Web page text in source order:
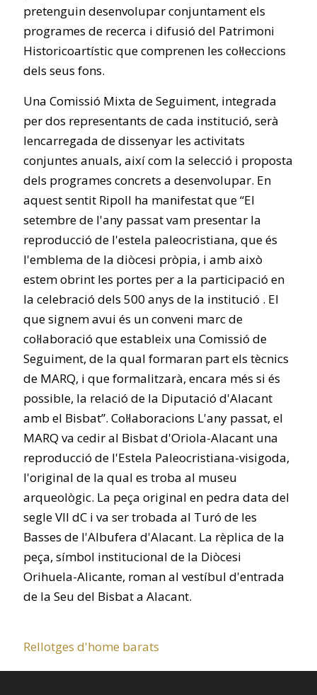
pretenguin desenvolupar conjuntament els
programes de recerca i difusió del Patrimoni
Historicoartístic que comprenen les col·leccions
dels seus fons.
Una Comissió Mixta de Seguiment, integrada
per dos representants de cada institució, serà
lencarregada de dissenyar les activitats
conjuntes anuals, així com la selecció i proposta
dels programes concrets a desenvolupar. En
aquest sentit Ripoll ha manifestat que “El
setembre de l'any passat vam presentar la
reproducció de l'estela paleocristiana, que és
l'emblema de la diòcesi pròpia, i amb això
estem obrint les portes per a la participació en
la celebració dels 500 anys de la institució . El
que signem avui és un conveni marc de
col·laboració que estableix una Comissió de
Seguiment, de la qual formaran part els tècnics
de MARQ, i que formalitzarà, encara més si és
possible, la relació de la Diputació d'Alacant
amb el Bisbat”. Col·laboracions L'any passat, el
MARQ va cedir al Bisbat d'Oriola-Alacant una
reproducció de l'Estela Paleocristiana-visigoda,
l'original de la qual es troba al museu
arqueològic. La peça original en pedra data del
segle VII dC i va ser trobada al Turó de les
Basses de l'Albufera d'Alacant. La rèplica de la
peça, símbol institucional de la Diòcesi
Orihuela-Alicante, roman al vestíbul d'entrada
de la Seu del Bisbat a Alacant.
Rellotges d'home barats